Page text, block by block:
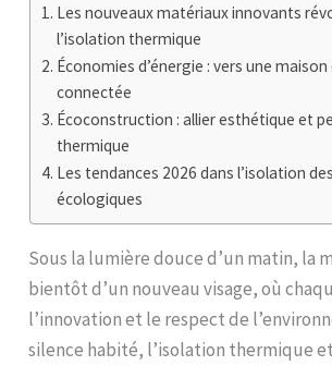
Les nouveaux matériaux innovants
l’isolation thermique
Économies d’énergie : vers une
connectée
Écoconstruction : allier esthétique et
thermique
Les tendances 2026 dans l’isolation
écologiques
Sous la lumière douce d’un matin, la
bientôt d’un nouveau visage, où
l’innovation et le respect de
silence habité, l’isolation thermique